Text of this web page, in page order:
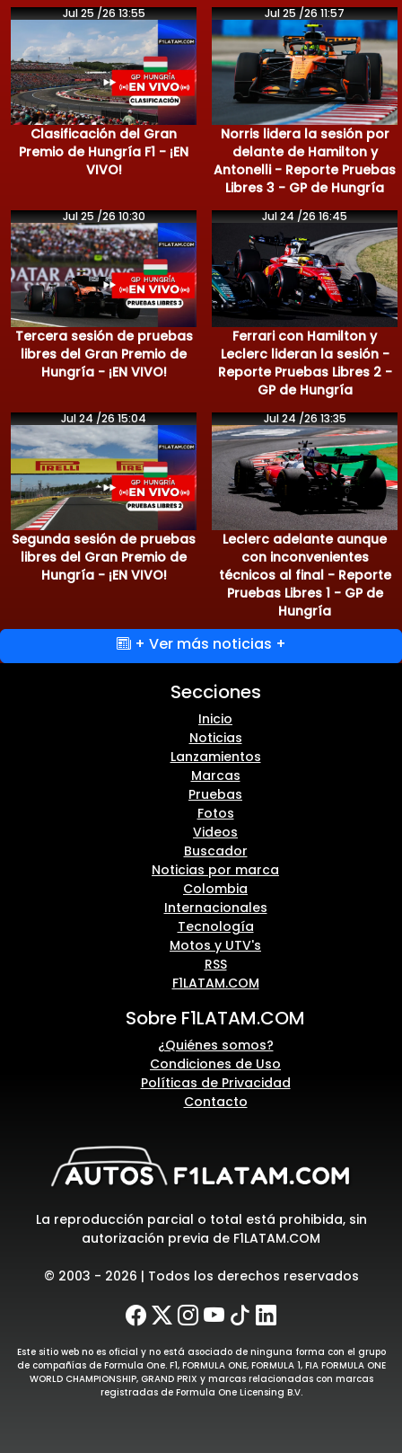
Jul 25 /26 13:55
Clasificación del Gran
Premio de Hungría F1 - ¡EN
VIVO!
Jul 25 /26 11:57
Norris lidera la sesión por
delante de Hamilton y
Antonelli - Reporte Pruebas
Libres 3 - GP de Hungría
Jul 25 /26 10:30
Tercera sesión de pruebas
libres del Gran Premio de
Hungría - ¡EN VIVO!
Jul 24 /26 16:45
Ferrari con Hamilton y
Leclerc lideran la sesión -
Reporte Pruebas Libres 2 -
GP de Hungría
Jul 24 /26 15:04
Segunda sesión de pruebas
libres del Gran Premio de
Hungría - ¡EN VIVO!
Jul 24 /26 13:35
Leclerc adelante aunque
con inconvenientes
técnicos al final - Reporte
Pruebas Libres 1 - GP de
Hungría
+ Ver más noticias +
Secciones
Inicio
Noticias
Lanzamientos
Marcas
Pruebas
Fotos
Videos
Buscador
Noticias por marca
Colombia
Internacionales
Tecnología
Motos y UTV's
RSS
F1LATAM.COM
Sobre F1LATAM.COM
¿Quiénes somos?
Condiciones de Uso
Políticas de Privacidad
Contacto
La reproducción parcial o total está prohibida, sin
autorización previa de F1LATAM.COM
© 2003 - 2026 | Todos los derechos reservados
Este sitio web no es oficial y no está asociado de ninguna forma con el grupo
de compañías de Formula One. F1, FORMULA ONE, FORMULA 1, FIA FORMULA ONE
WORLD CHAMPIONSHIP, GRAND PRIX y marcas relacionadas con marcas
registradas de Formula One Licensing B.V.